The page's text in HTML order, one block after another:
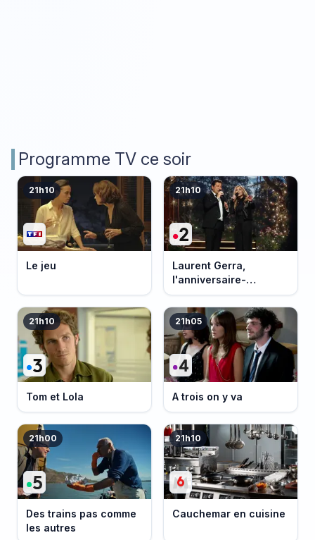
Programme TV ce soir
21h10
Le jeu
21h10
Laurent Gerra,
l'anniversaire-
événement
21h10
Tom et Lola
21h05
A trois on y va
21h00
Des trains pas comme
les autres
21h10
Cauchemar en cuisine